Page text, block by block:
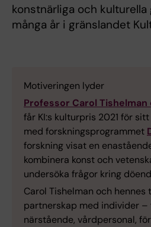
konstnärliga och
många år i gränslandet
Motiveringen lyder
Professor Carol
får KI:s kulturpris 2021 för
med forskningsprogrammet
forskning visat en
kombinera konst och
undersöka frågor kring
Carol Tishelman och hennes
partnerskap med individer –
närstående, vårdpersonal,